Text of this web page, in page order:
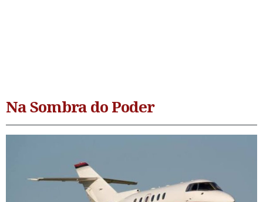
Na Sombra do Poder